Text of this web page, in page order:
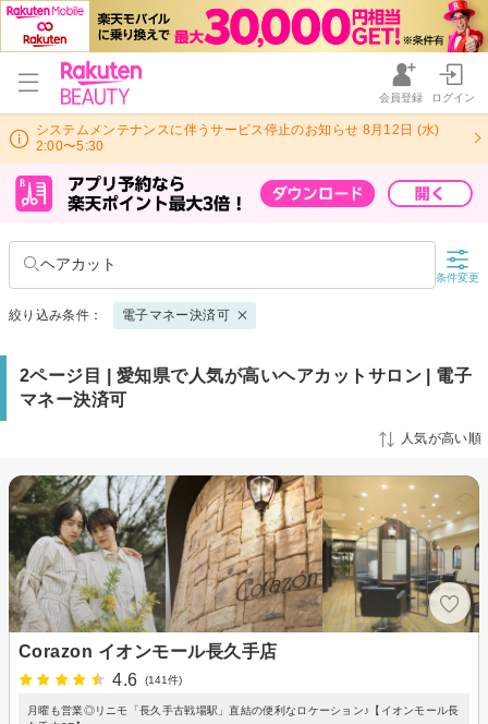
会員登録 ログイン
システムメンテナンスに伴うサービス停止のお知らせ 8月12日 (水)
2:00〜5:30
ヘアカット
条件変更
絞り込み条件： 電子マネー決済可
2ページ目 | 愛知県で人気が高いヘアカットサロン | 電子
マネー決済可
人気が高い順
Corazon イオンモール長久手店
4.6
(141件)
月曜も営業◎リニモ「長久手古戦場駅」直結の便利なロケーション♪【イオンモール長